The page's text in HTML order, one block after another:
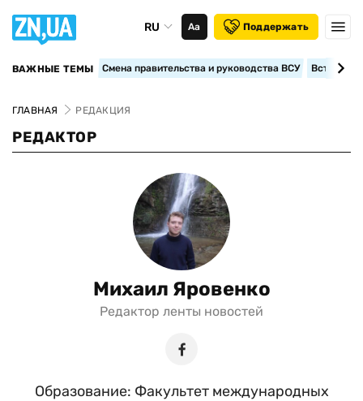
RU Аа Поддержать
ВАЖНЫЕ ТЕМЫ Смена правительства и руководства ВСУ
ГЛАВНАЯ РЕДАКЦИЯ
РЕДАКТОР
Михаил Яровенко
Редактор ленты новостей
Образование: Факультет международных